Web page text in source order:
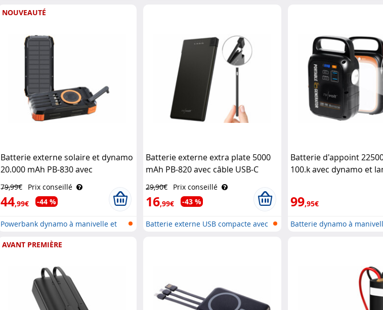
NOUVEAUTÉ
Batterie externe solaire et dynamo
20.000 mAh PB-830 avec
câbles USB-C / USB-A / Lightning
Revolt
79,99€ Prix conseillé
44,99€ -44 %
Powerbank dynamo à manivelle et
Batterie externe extra plate 5000
mAh PB-820 avec câble USB-C
29,90€ Prix conseillé
16,99€ -43 %
Batterie externe USB compacte avec
Batterie d'appoint
100.k avec dynamo et
99,95€
Batterie dynamo à
AVANT PREMIÈRE